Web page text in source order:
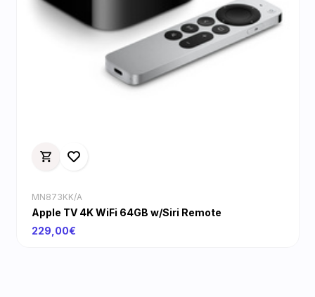
MN873KK/A
Apple TV 4K WiFi 64GB w/Siri Remote
229,00€